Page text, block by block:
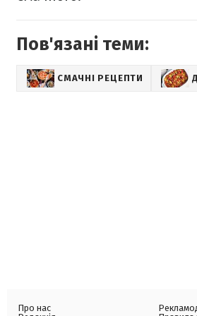
Пов'язані теми:
СМАЧНІ РЕЦЕПТИ
Про нас